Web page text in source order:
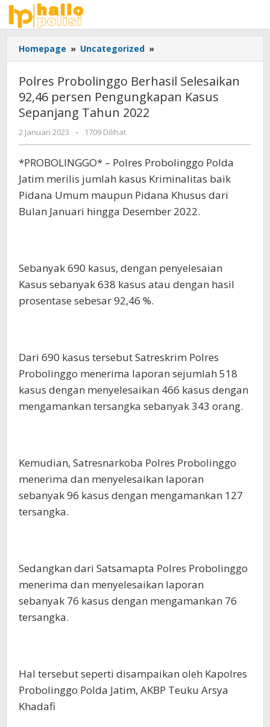
Lewati
konten
Homepage » Uncategorized »
Probolinggo
Selesaikan
92,46
Sepanjang
Tahun
2022
Polres Probolinggo Berhasil Selesaikan
92,46 persen Pengungkapan Kasus
Sepanjang Tahun 2022
2 Januari 2023
oleh
Adhis
- 1709 Dilihat
*PROBOLINGGO* – Polres Probolinggo Polda
Jatim merilis jumlah kasus Kriminalitas baik
Pidana Umum maupun Pidana Khusus dari
Bulan Januari hingga Desember 2022.
Sebanyak 690 kasus, dengan penyelesaian
Kasus sebanyak 638 kasus atau dengan hasil
prosentase sebesar 92,46 %.
Dari 690 kasus tersebut Satreskrim Polres
Probolinggo menerima laporan sejumlah 518
kasus dengan menyelesaikan 466 kasus dengan
mengamankan tersangka sebanyak 343 orang.
Kemudian, Satresnarkoba Polres Probolinggo
menerima dan menyelesaikan laporan
sebanyak 96 kasus dengan mengamankan 127
tersangka.
Sedangkan dari Satsamapta Polres Probolinggo
menerima dan menyelesaikan laporan
sebanyak 76 kasus dengan mengamankan 76
tersangka.
Hal tersebut seperti disampaikan oleh Kapolres
Probolinggo Polda Jatim, AKBP Teuku Arsya
Khadafi